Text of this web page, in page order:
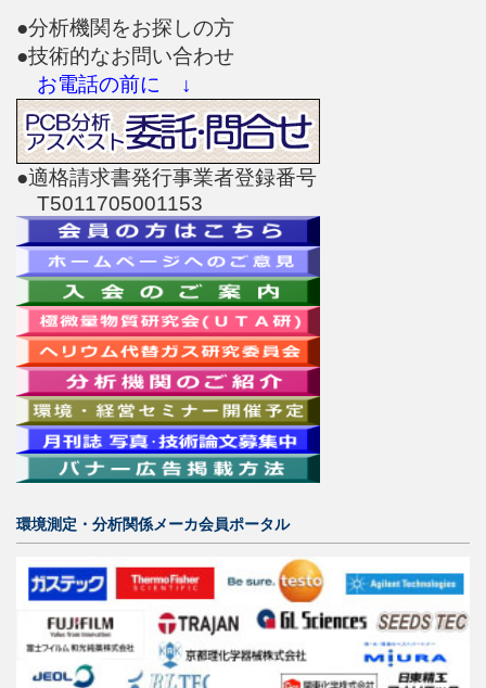
●分析機関をお探しの方
●技術的なお問い合わせ
お電話の前に ↓
●適格請求書発行事業者登録番号
T5011705001153
環境測定・分析関係メーカ会員ポータル